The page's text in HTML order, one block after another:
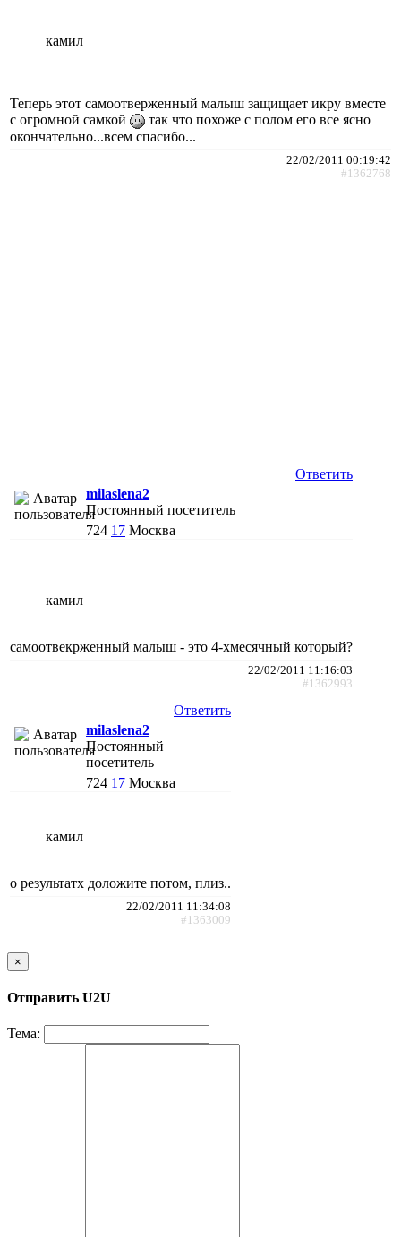
камил
Теперь этот самоотверженный малыш защищает икру вместе
с огромной самкой
так что похоже с полом его все ясно
окончательно...всем спасибо...
22/02/2011 00:19:42
#1362768
Ответить
milaslena2
Постоянный посетитель
724 17 Москва
камил
самоотвекрженный малыш - это 4-хмесячный который?
22/02/2011 11:16:03
#1362993
Ответить
milaslena2
Постоянный
посетитель
724 17 Москва
камил
о результатх доложите потом, плиз..
22/02/2011 11:34:08
#1363009
×
Отправить U2U
Тема: